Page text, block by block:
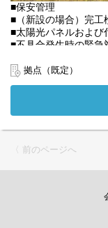
■保安管理
■（新設の場合）完工
■太陽光パネルおよび
■不具合発生時の緊急
■修繕工事立会い
発電所によって業務
拠点（既定）
〈 前のページへ